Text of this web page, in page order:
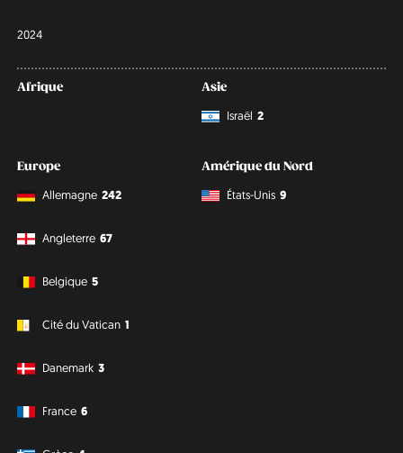
2024
Afrique
Asie
Israël 2
Europe
Allemagne 242
Angleterre 67
Belgique 5
Cité du Vatican 1
Danemark 3
France 6
Amérique du Nord
États-Unis 9